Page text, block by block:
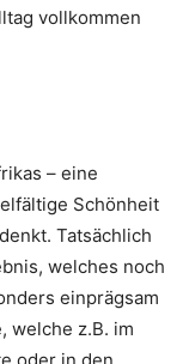
vollkommen
– eine
Schönheit
Tatsächlich
welches noch
einprägsam
welche z.B. im